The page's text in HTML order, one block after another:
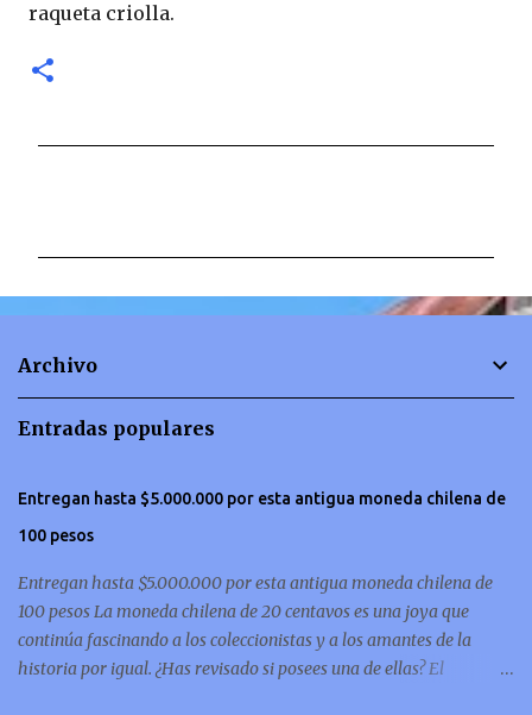
raqueta criolla.
n
Archivo
Entradas populares
Entregan hasta $5.000.000 por esta antigua moneda chilena de
100 pesos
Entregan hasta $5.000.000 por esta antigua moneda chilena de
100 pesos La moneda chilena de 20 centavos es una joya que
continúa fascinando a los coleccionistas y a los amantes de la
historia por igual. ¿Has revisado si posees una de ellas? El